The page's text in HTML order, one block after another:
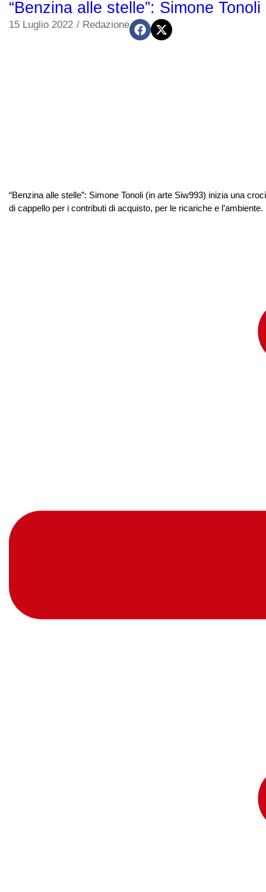
“Benzina alle stelle”: Simone
15 Luglio 2022 / Redazione
“Benzina alle stelle”: Simone Tonoli (in arte Siw993) inizia una
di cappello per i contributi di acquisto, per le ricariche e